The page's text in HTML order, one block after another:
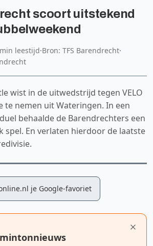
scoort uitstekend
leestijd·Bron: TFS Barendrecht·
wist in de uitwedstrijd tegen VELO
te nemen uit Wateringen. In een
behaalde de Barendrechters een
spel. En verlaten hierdoor de laatste
je Google-favoriet